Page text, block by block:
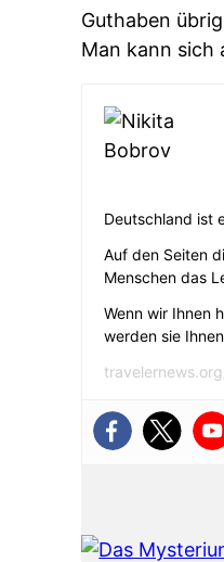
Guthaben
Man kann sich
Deutschland ist
Auf den Seiten
Menschen das
Wenn wir Ihnen
werden sie